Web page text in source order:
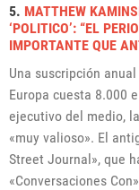
5. MATTHEW
‘POLITICO’: “EL
IMPORTANTE QUE
Una suscripción
Europa cuesta 8.000
ejecutivo del medio,
«muy valioso». El
Street Journal», que
«Conversaciones